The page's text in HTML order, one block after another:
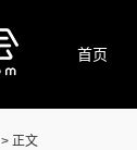
首页
> 正文